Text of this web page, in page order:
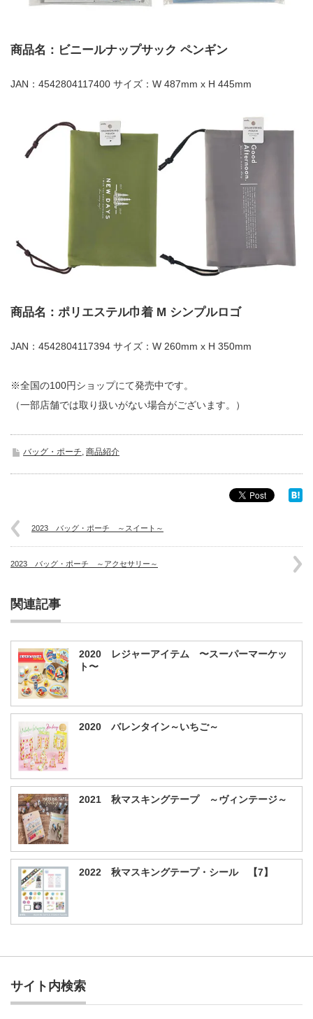
商品名：ビニールナップサック ペンギン
JAN：4542804117400 サイズ：W 487mm x H 445mm
商品名：ポリエステル巾着 M シンプルロゴ
JAN：4542804117394 サイズ：W 260mm x H 350mm
※全国の100円ショップにて発売中です。
（一部店舗では取り扱いがない場合がございます。）
バッグ・ポーチ, 商品紹介
2023 バッグ・ポーチ ～スイート～
2023 バッグ・ポーチ ～アクセサリー～
関連記事
2020 レジャーアイテム 〜スーパーマーケッ
ト〜
2020 バレンタイン～いちご～
2021 秋マスキングテープ ～ヴィンテージ～
2022 秋マスキングテープ・シール 【7】
サイト内検索